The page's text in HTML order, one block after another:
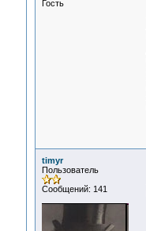
Гость
timyr
Пользователь
Сообщений: 141